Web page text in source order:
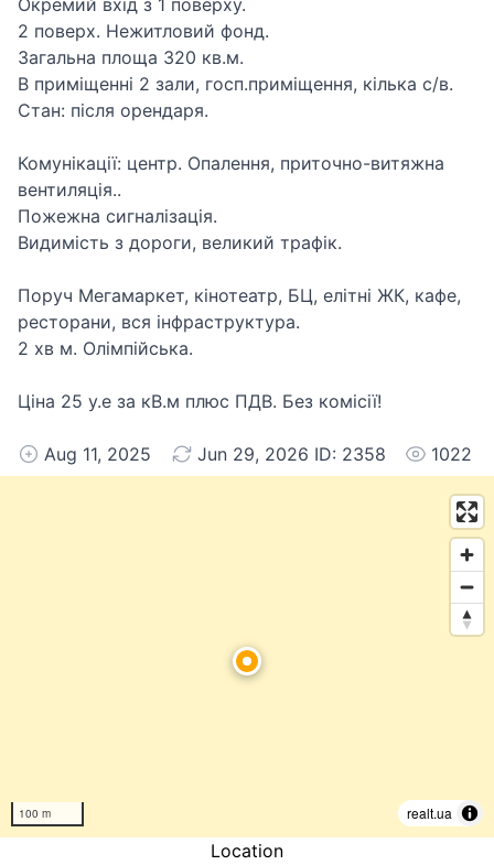
2 поверх. Нежитловий фонд.
Загальна площа 320 кв.м.
В приміщенні 2 зали, госп.приміщення, кілька с/в.
Стан: після орендаря.
Комунікації: центр. Опалення, приточно-витяжна
вентиляція..
Пожежна сигналізація.
Видимість з дороги, великий трафік.
Поруч Мегамаркет, кінотеатр, БЦ, елітні ЖК, кафе,
ресторани, вся інфраструктура.
2 хв м. Олімпійська.
Ціна 25 у.е за кВ.м плюс ПДВ. Без комісії!
Aug 11, 2025 Jun 29, 2026 ID: 2358 1022
100 m realt.ua
Location